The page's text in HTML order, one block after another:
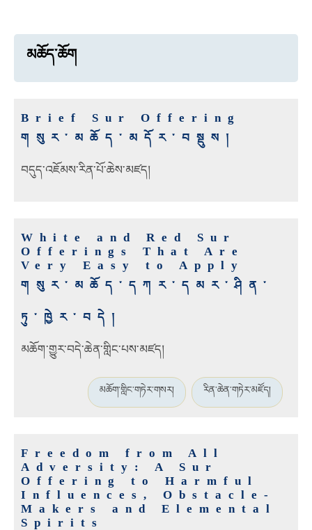
མཆོད་ཆོག
Brief Sur Offering
གསུར་མཆོད་མདོར་བསྡུས།
བདུད་འཇོམས་རིན་པོ་ཆེས་མཛད།
White and Red Sur
Offerings That Are
Very Easy to Apply
གསུར་མཆོད་དཀར་དམར་ཤིན་
ཏུ་ཁྱེར་བདེ།
མཆོག་གྱུར་བདེ་ཆེན་གླིང་པས་མཛད།
མཆོག་གླིང་གཏེར་གསར། རིན་ཆེན་གཏེར་མཛོད།
Freedom from All
Adversity: A Sur
Offering to Harmful
Influences, Obstacle-
Makers and Elemental
Spirits